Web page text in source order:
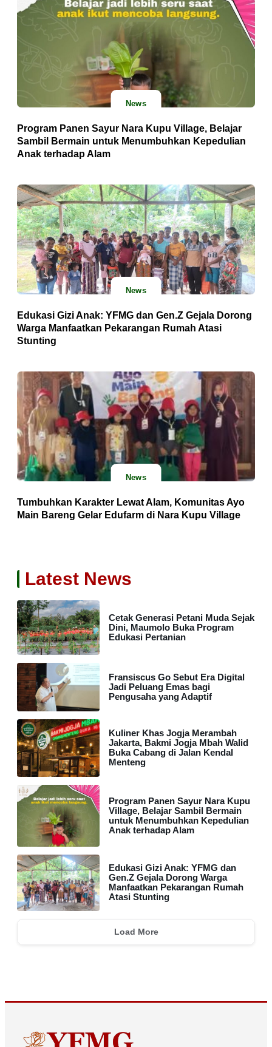
News
Program Panen Sayur Nara Kupu Village, Belajar
Sambil Bermain untuk Menumbuhkan Kepedulian
Anak terhadap Alam
News
Edukasi Gizi Anak: YFMG dan Gen.Z Gejala Dorong
Warga Manfaatkan Pekarangan Rumah Atasi
Stunting
News
Tumbuhkan Karakter Lewat Alam, Komunitas Ayo
Main Bareng Gelar Edufarm di Nara Kupu Village
Latest News
Cetak Generasi Petani Muda Sejak
Dini, Maumolo Buka Program
Edukasi Pertanian
Fransiscus Go Sebut Era Digital
Jadi Peluang Emas bagi
Pengusaha yang Adaptif
Kuliner Khas Jogja Merambah
Jakarta, Bakmi Jogja Mbah Walid
Buka Cabang di Jalan Kendal
Menteng
Program Panen Sayur Nara Kupu
Village, Belajar Sambil Bermain
untuk Menumbuhkan Kepedulian
Anak terhadap Alam
Edukasi Gizi Anak: YFMG dan
Gen.Z Gejala Dorong Warga
Manfaatkan Pekarangan Rumah
Atasi Stunting
Load More